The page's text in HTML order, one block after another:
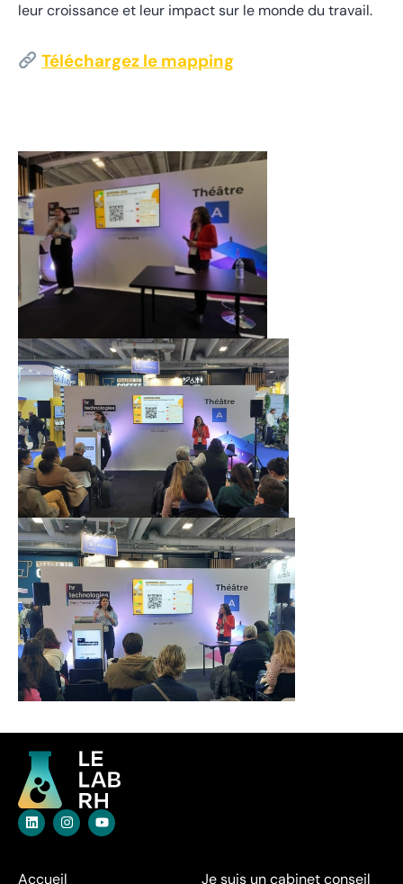
leur croissance et leur impact sur le monde du travail.
Téléchargez le mapping
Accueil Je suis un cabinet conseil